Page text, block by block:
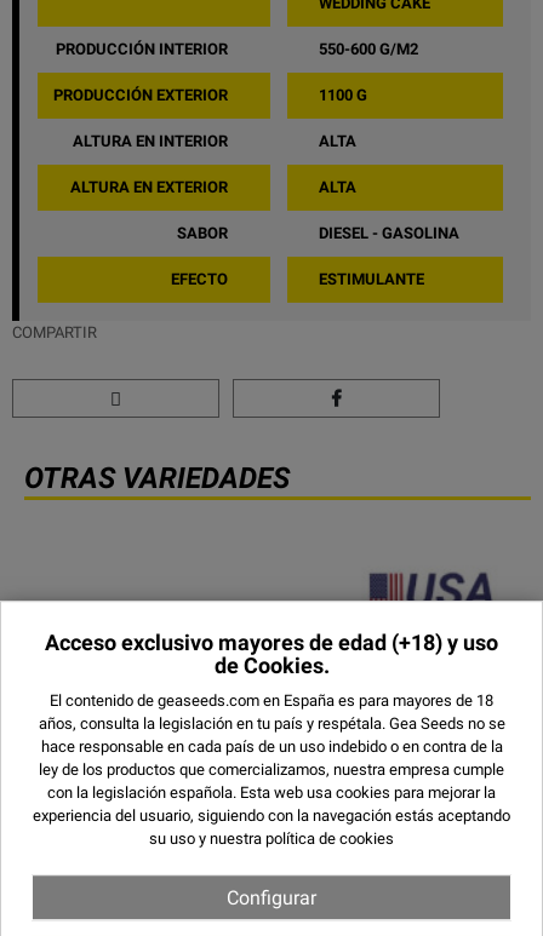
PRODUCCIÓN INTERIOR 550-600 G/M2
PRODUCCIÓN EXTERIOR 1100 G
ALTURA EN INTERIOR ALTA
ALTURA EN EXTERIOR ALTA
SABOR DIESEL - GASOLINA
EFECTO ESTIMULANTE
COMPARTIR
OTRAS VARIEDADES
Acceso exclusivo mayores de edad (+18) y uso
de Cookies.
El contenido de geaseeds.com en España es para mayores de 18
años, consulta la legislación en tu país y respétala. Gea Seeds no se
hace responsable en cada país de un uso indebido o en contra de la
ley de los productos que comercializamos, nuestra empresa cumple
con la legislación española. Esta web usa cookies para mejorar la
experiencia del usuario, siguiendo con la navegación estás aceptando
su uso y nuestra política de cookies
Configurar